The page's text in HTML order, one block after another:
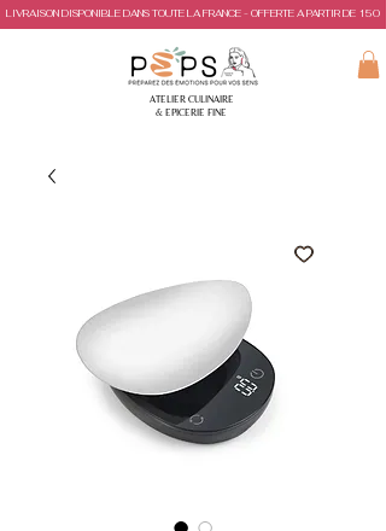
LIVRAISON DISPONIBLE DANS TOUTE LA FRANCE - OFFERTE A PARTIR DE 150€
ATELIER CULINAIRE
& EPICERIE FINE